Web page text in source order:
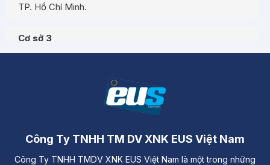
TP. Hồ Chí Minh.
Cơ sở 3
Công Ty TNHH TM DV XNK EUS Việt Nam
Công Ty TNHH TMDV XNK EUS Việt Nam là một trong những